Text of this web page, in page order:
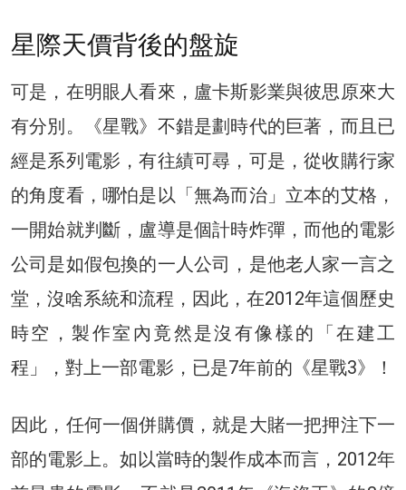
星際天價背後的盤旋
可是，在明眼人看來，盧卡斯影業與彼思原來大
有分別。《星戰》不錯是劃時代的巨著，而且已
經是系列電影，有往績可尋，可是，從收購行家
的角度看，哪怕是以「無為而治」立本的艾格，
一開始就判斷，盧導是個計時炸彈，而他的電影
公司是如假包換的一人公司，是他老人家一言之
堂，沒啥系統和流程，因此，在2012年這個歷史
時空，製作室內竟然是沒有像樣的「在建工
程」，對上一部電影，已是7年前的《星戰3》！
因此，任何一個併購價，就是大賭一把押注下一
部的電影上。如以當時的製作成本而言，2012年